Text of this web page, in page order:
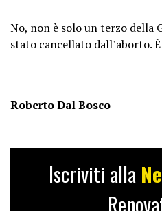
No, non è solo un terzo della
stato cancellato dall’aborto.
Roberto Dal Bosco
Iscriviti alla